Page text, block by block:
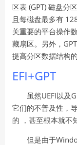
区表 (GPT) 磁盘分
且每磁盘最多有
关重要的平台操作
藏扇区。另外， GPT
提高分区数据结构
EFI+GPT
虽然UEFI以及
它们的不普及性，
的
，甚至根本就不
但是由于